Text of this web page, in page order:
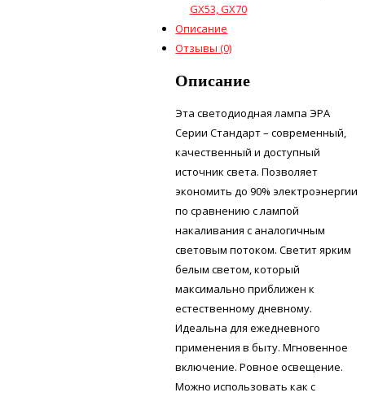
GX53, GX70
Описание
Отзывы (0)
Описание
Эта светодиодная лампа ЭРА
Серии Стандарт – современный,
качественный и доступный
источник света. Позволяет
экономить до 90% электроэнергии
по сравнению с лампой
накаливания с аналогичным
световым потоком. Светит ярким
белым светом, который
максимально приближен к
естественному дневному.
Идеальна для ежедневного
применения в быту. Мгновенное
включение. Ровное освещение.
Можно использовать как с